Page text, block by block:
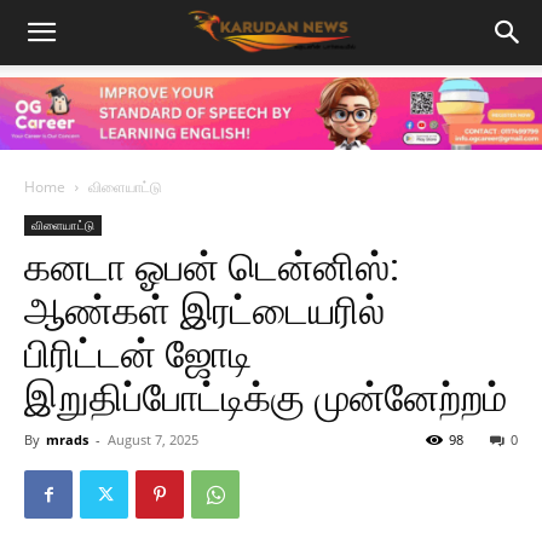
Home விளையாட்டு
விளையாட்டு
கனடா ஓபன் டென்னிஸ்:
ஆண்கள் இரட்டையரில்
பிரிட்டன் ஜோடி
இறுதிப்போட்டிக்கு முன்னேற்றம்
By mrads - August 7, 2025 0
98